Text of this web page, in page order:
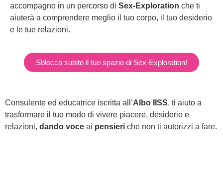
accompagno in un percorso di Sex-Exploration che ti
aiuterà a comprendere meglio il tuo corpo, il tuo desiderio
e le tue relazioni.
Sblocca subito il tuo spazio di Sex-Exploration!
Consulente ed educatrice iscritta all’Albo IISS, ti aiuto a
trasformare il tuo modo di vivere piacere, desiderio e
relazioni, dando voce ai pensieri che non ti autorizzi a fare.